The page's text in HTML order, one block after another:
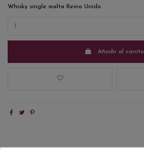
Whisky single malta Reino Unido
Añadir al carrito